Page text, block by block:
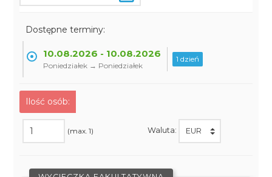
Dostępne terminy:
10.08.2026 - 10.08.2026
Poniedziałek → Poniedziałek
1 dzień
Ilość osób:
(max. 1) Waluta: